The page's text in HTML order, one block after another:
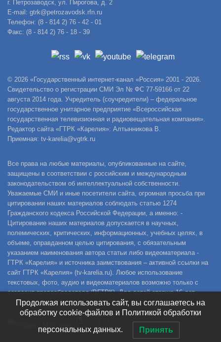
г. Петрозаводск, ул. Пирогова, д. 2
E-mail: gtrk@petrozavodsk.rfn.ru
Телефон: (8 - 814 2) 76 - 42 - 01
Факс: (8 - 814 2) 76 - 18 - 39
© 2026 «Государственный интернет-канал «Россия» 2001 - 2026.
Свидетельство о регистрации СМИ Эл № ФС 77-59166 от 22
августа 2014 года. Учредитель (соучредители) – федеральное
государственное унитарное предприятие «Всероссийская
государственная телевизионная и радиовещательная компания».
Редактор сайта «ГТРК «Карелия»: Алтынникова В.
Приемная: tv-karelia@vgtrk.ru
Все права на любые материалы, опубликованные на сайте,
защищены в соответствии с российским и международным
законодательством об интеллектуальной собственности.
Уважаемые СМИ и иные посетители сайта, огромная просьба при
цитировании наших материалов соблюдать статью 1274
Гражданского кодекса Российской Федерации, а именно: -
Цитирование наших материалов допускается в научных,
полемических, критических, информационных, учебных целях, в
объеме, оправданном целью цитирования, с обязательным
указанием наименования автора статьи либо видеоматериала -
ГТРК «Карелия» и источника заимствования – активной ссылки на
сайт ГТРК «Карелия» (tv-karelia.ru). Любое использование
текстовых, фото, аудио и видеоматериалов возможно только с
согласия правообладателя (ВГТРК). Для детей старше 16 лет.
Продолжая использовать сайт, вы соглашаетесь на
обработку cookie-файлов и Политикой обработки
персональных данных. Принять